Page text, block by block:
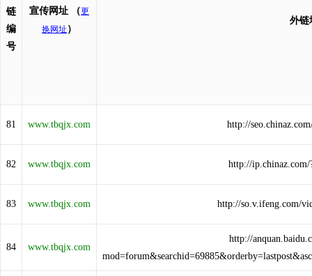
链
编
号
宣传网址 （更
换网址 ）
外链
81 www.tbqjx.com http://
82 www.tbqjx.com http://
83 www.tbqjx.com http://so.v.ifeng.com/
84 www.tbqjx.com
http://